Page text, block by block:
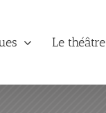
Le théâtre